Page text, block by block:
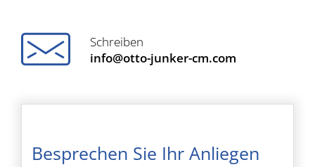
Schreiben
info@otto-junker-cm.com
Besprechen Sie Ihr Anliegen